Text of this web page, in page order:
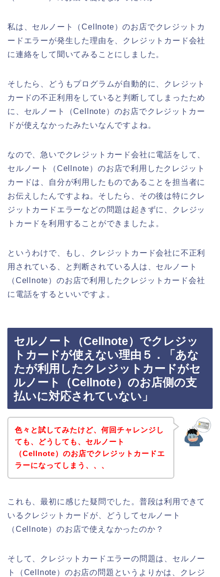
私は、セルノート（Cellnote）のお店でクレジットカ
ードエラーが発生した理由を、クレジットカード会社
に連絡をして聞いてみることにしました。
そしたら、どうもプログラムが自動的に、クレジット
カードの不正利用をしていると判断してしまったため
に、セルノート（Cellnote）のお店でクレジットカー
ドが使えなかったみたいなんですよね。
なので、急いでクレジットカード会社に電話をして、
セルノート（Cellnote）のお店で利用したクレジット
カードは、自分が利用したものであることを担当者に
お伝えしたんですよね。そしたら、その後は特にクレ
ジットカードエラーなどの問題は起きずに、クレジッ
トカードを利用することができましたよ。
というわけで、もし、クレジットカード会社に不正利
用されている、と判断されている人は、セルノート
（Cellnote）のお店で利用したクレジットカード会社
に電話をするといいですよ。
セルノート（Cellnote）でクレジッ
トカードが使えない理由５．「あな
たが利用したクレジットカードがセ
ルノート（Cellnote）のお店側の支
払いに対応されていない」
色々と試してみたけど、何回チャレンジし
ても、どうしても、セルノート
（Cellnote）のお店でクレジットカードエ
ラーになってしまう、、、
これも、最初に感じた疑問でした。普段は利用できて
いるクレジットカードが、どうしてセルノート
（Cellnote）のお店で使えなかったのか？
そして、クレジットカードエラーの問題は、セルノー
ト（Cellnote）のお店の問題というよりかは、クレジ